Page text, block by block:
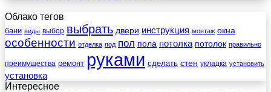
Облако тегов
бани виды выбор выбрать двери инструкция монтаж окна
особенности отделка под пол пола потолка потолок правильно
преимущества ремонт руками сделать стен укладка установить
установка
Интересное